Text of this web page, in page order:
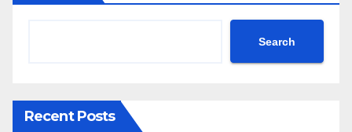
Search
Recent Posts